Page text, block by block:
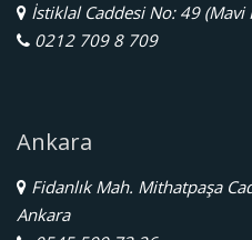
İstiklal Caddesi No: 49
0212 709 8 709
Ankara
Fidanlık Mah. Mithatpaşa
Ankara